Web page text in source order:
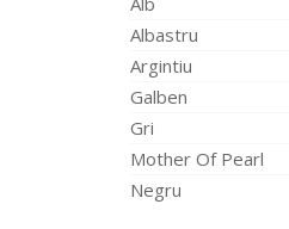
Albastru
Argintiu
Galben
Gri
Mother Of Pearl
Negru